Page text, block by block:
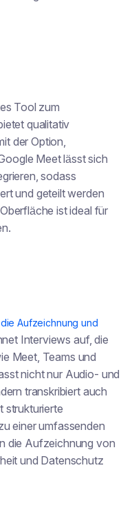
Tool zum
qualitativ
der Option,
Meet lässt sich
sodass
und geteilt werden
ist ideal für
Aufzeichnung und
Interviews auf, die
Meet, Teams und
nicht nur Audio- und
transkribiert auch
strukturierte
einer umfassenden
die Aufzeichnung von
und Datenschutz